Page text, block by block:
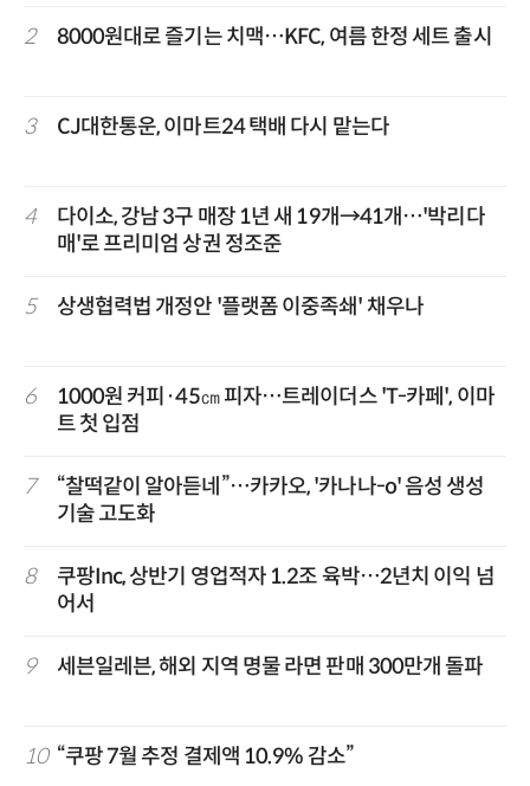
2 8000원대로 즐기는 치맥…KFC, 여름 한정 세트 출시
3 CJ대한통운, 이마트24 택배 다시 맡는다
4
다이소, 강남 3구 매장 1년 새 19개→41개…'박리다
매'로 프리미엄 상권 정조준
5 상생협력법 개정안 '플랫폼 이중족쇄' 채우나
6
1000원 커피·45㎝ 피자…트레이더스 'T-카페', 이마
트 첫 입점
7
“찰떡같이 알아듣네”…카카오, '카나나-o' 음성 생성
기술 고도화
8
쿠팡Inc, 상반기 영업적자 1.2조 육박…2년치 이익 넘
어서
9 세븐일레븐, 해외 지역 명물 라면 판매 300만개 돌파
10 “쿠팡 7월 추정 결제액 10.9% 감소”